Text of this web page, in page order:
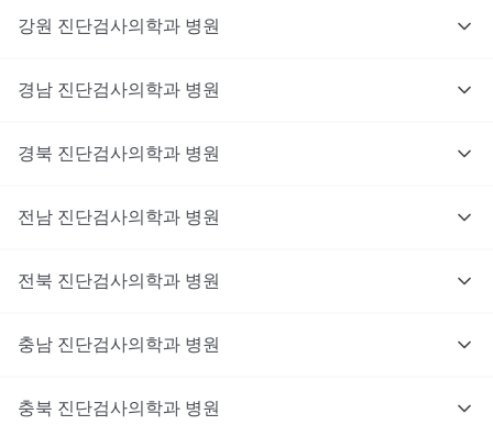
강원 진단검사의학과 병원
경남 진단검사의학과 병원
경북 진단검사의학과 병원
전남 진단검사의학과 병원
전북 진단검사의학과 병원
충남 진단검사의학과 병원
충북 진단검사의학과 병원
대기없이 진료를 받고 싶으신가요?